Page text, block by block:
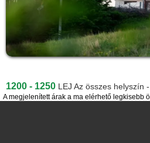
A megjelenített árak a ma elérhető legkisebb
1200 - 1250 LEJ Az összes helyszín